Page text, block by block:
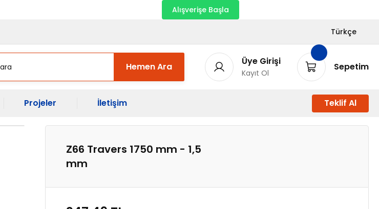
Alışverişe Başla
Türkçe
Hemen Ara Üye Girişi
Kayıt Ol
Sepetim
Projeler İletişim Teklif Al
Z66 Travers 1750 mm - 1,5
mm